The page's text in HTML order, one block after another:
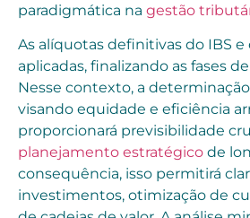
paradigmática na gestão
As alíquotas definitivas do IBS e
aplicadas, finalizando as fases
Nesse contexto, a
visando equidade e eficiência
proporcionará previsibilidade
planejamento estratégico de
consequência, isso permitirá
investimentos, otimização de